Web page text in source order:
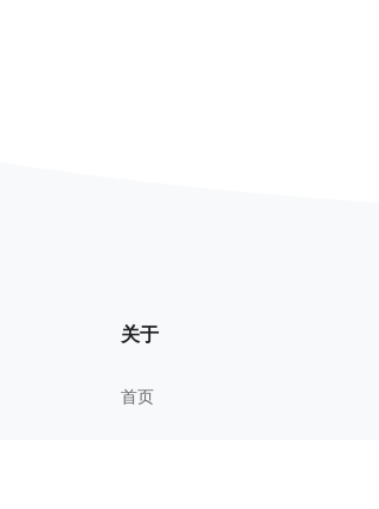
关于
首页